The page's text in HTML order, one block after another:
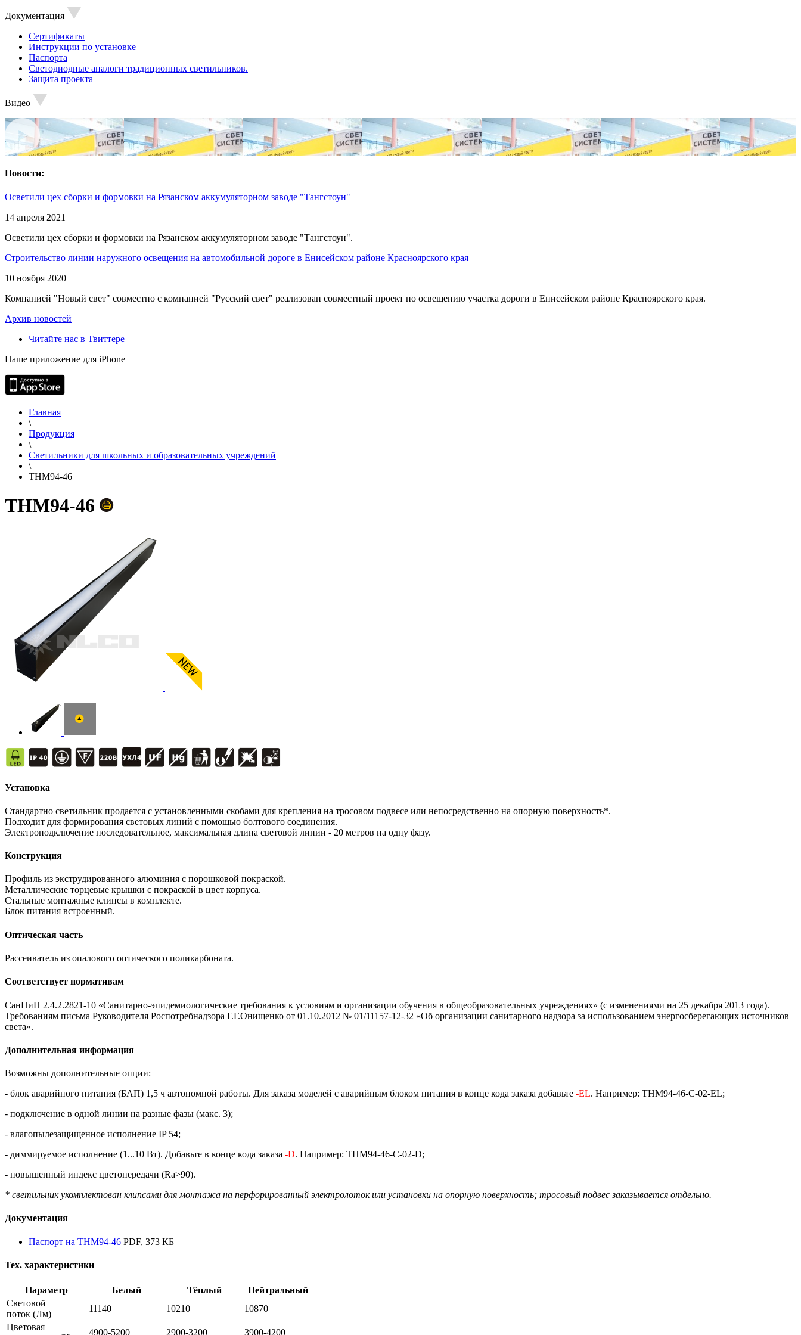
Документация
Сертификаты
Инструкции по установке
Паспорта
Светодиодные аналоги традиционных светильников.
Защита проекта
Видео
Новости:
Осветили цех сборки и формовки на Рязанском аккумуляторном заводе "Тангстоун"
14 апреля 2021
Осветили цех сборки и формовки на Рязанском аккумуляторном заводе "Тангстоун".
Строительство линии наружного освещения на автомобильной дороге в Енисейском районе Красноярского края
10 ноября 2020
Компанией "Новый свет" совместно с компанией "Русский свет" реализован совместный проект по освещению участка дороги в Енисейском районе Красноярского края.
Архив новостей
Читайте нас в Твиттере
Наше приложение для iPhone
Главная
\
Продукция
\
Светильники для школьных и образовательных учреждений
\
THM94-46
THM94-46
Установка
Стандартно светильник продается с установленными скобами для крепления на тросовом подвесе или непосредственно на опорную поверхность*.
Подходит для формирования световых линий с помощью болтового соединения.
Электроподключение последовательное, максимальная длина световой линии - 20 метров на одну фазу.
Конструкция
Профиль из экструдированного алюминия с порошковой покраской.
Металлические торцевые крышки с покраской в цвет корпуса.
Стальные монтажные клипсы в комплекте.
Блок питания встроенный.
Оптическая часть
Рассеиватель из опалового оптического поликарбоната.
Соответствует нормативам
СанПиН 2.4.2.2821-10 «Санитарно-эпидемиологические требования к условиям и организации обучения в общеобразовательных учреждениях» (с изменениями на 25 декабря 2013 года).
Требованиям письма Руководителя Роспотребнадзора Г.Г.Онищенко от 01.10.2012 № 01/11157-12-32 «Об организации санитарного надзора за использованием энергосберегающих источников
света».
Дополнительная информация
Возможны дополнительные опции:
- блок аварийного питания (БАП) 1,5 ч автономной работы. Для заказа моделей с аварийным блоком питания в конце кода заказа добавьте -EL. Например: THM94-46-C-02-EL;
- подключение в одной линии на разные фазы (макс. 3);
- влагопылезащищенное исполнение IP 54;
- диммируемое исполнение (1...10 Вт). Добавьте в конце кода заказа -D. Например: THM94-46-C-02-D;
- повышенный индекс цветопередачи (Ra>90).
* светильник укомплектован клипсами для монтажа на перфорированный электролоток или установки на опорную поверхность; тросовый подвес заказывается отдельно.
Документация
Паспорт на THM94-46 PDF, 373 КБ
Тех. характеристики
Параметр Белый Тёплый
Нейтральный
Световой
поток (Лм)
11140 10210
10870
Цветовая
4900-5200 2900-3200 3900-4200